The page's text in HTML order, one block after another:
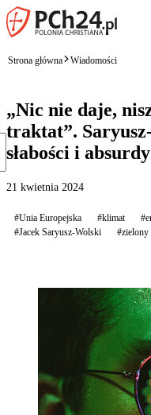
Strona główna Wiadomości
„Nic nie daje,
traktat”.
słabości i
21 kwietnia 2024
#Unia Europejska #klimat
#Jacek Saryusz-Wolski
#zielony